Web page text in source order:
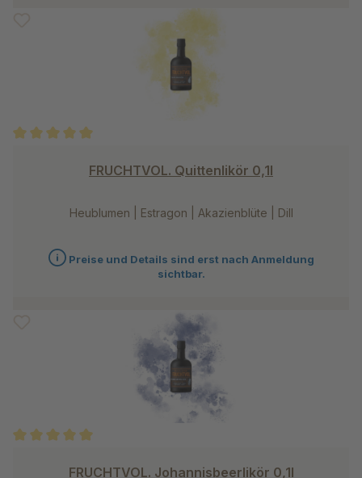
FRUCHTVOL. Quittenlikör 0,1l
Heublumen | Estragon | Akazienblüte | Dill
Preise und Details sind erst nach Anmeldung
sichtbar.
FRUCHTVOL. Johannisbeerlikör 0,1l